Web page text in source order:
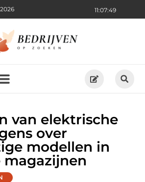
11:07:51
van elektrische
over
modellen in